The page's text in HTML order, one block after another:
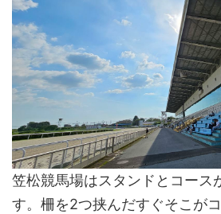
笠松競馬場はスタンドとコース
す。柵を2つ挟んだすぐそこがコ